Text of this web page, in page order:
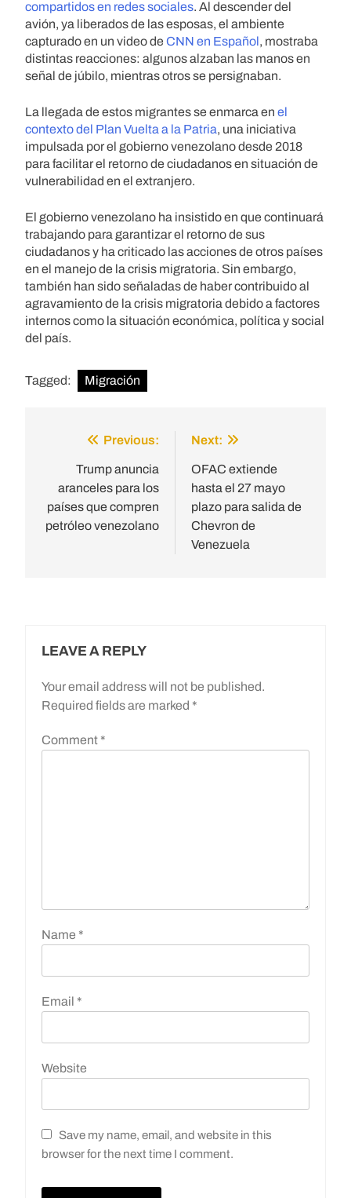
compartidos en redes sociales. Al descender del
avión, ya liberados de las esposas, el ambiente
capturado en un video de CNN en Español, mostraba
distintas reacciones: algunos alzaban las manos en
señal de júbilo, mientras otros se persignaban.
La llegada de estos migrantes se enmarca en el
contexto del Plan Vuelta a la Patria, una iniciativa
impulsada por el gobierno venezolano desde 2018
para facilitar el retorno de ciudadanos en situación de
vulnerabilidad en el extranjero.
El gobierno venezolano ha insistido en que continuará
trabajando para garantizar el retorno de sus
ciudadanos y ha criticado las acciones de otros países
en el manejo de la crisis migratoria. Sin embargo,
también han sido señaladas de haber contribuido al
agravamiento de la crisis migratoria debido a factores
internos como la situación económica, política y social
del país.
Tagged: Migración
navigation
Previous:
Trump anuncia
aranceles para los
países que compren
petróleo venezolano
Next:
OFAC extiende
hasta el 27 mayo
plazo para salida de
Chevron de
Venezuela
LEAVE A REPLY
Your email address will not be published.
Required fields are marked *
Comment *
Name *
Email *
Website
Save my name, email, and website in this
browser for the next time I comment.